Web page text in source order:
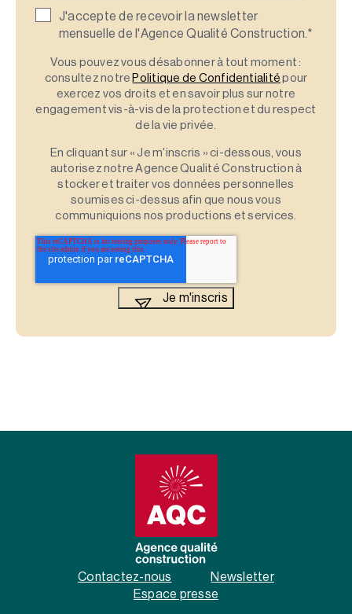
J'accepte de recevoir la newsletter
mensuelle de l'Agence Qualité Construction.*
Vous pouvez vous désabonner à tout moment :
consultez notre Politique de Confidentialité pour
exercez vos droits et en savoir plus sur notre
engagement vis-à-vis de la protection et du respect
de la vie privée.
En cliquant sur « Je m'inscris » ci-dessous, vous
autorisez notre Agence Qualité Construction à
stocker et traiter vos données personnelles
soumises ci-dessus afin que nous vous
communiquions nos productions et services.
Contactez-nous
Newsletter
Espace presse